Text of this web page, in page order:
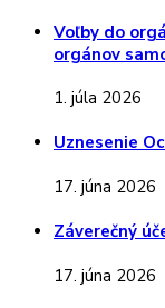
Voľby do
orgánov
1. júla 2026
Uznesenie
17. júna 2026
Záverečný
17. júna 2026